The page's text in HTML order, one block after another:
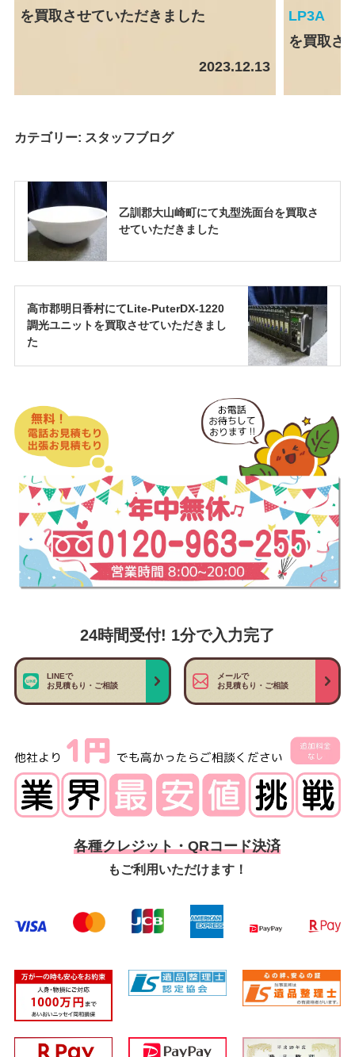
を買取させていただきました
2023.12.13
LP3A
を買取さ
カテゴリー: スタッフブログ
乙訓郡大山崎町にて丸型洗面台を買取さ
せていただきました
高市郡明日香村にてLite-PuterDX-1220
調光ユニットを買取させていただきまし
た
24時間受付! 1分で入力完了
LINEで
お見積もり・ご相談
メールで
お見積もり・ご相談
各種クレジット・QRコード決済
もご利用いただけます！